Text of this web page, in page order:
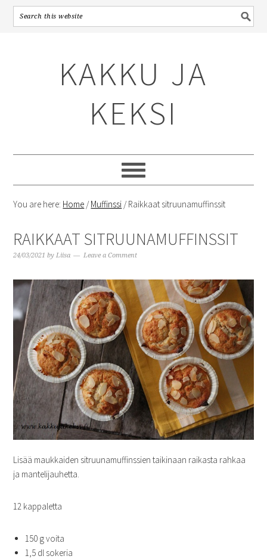
KAKKU JA
KEKSI
You are here: Home /Muffinssi /Raikkaat sitruunamuffinssit
RAIKKAAT SITRUUNAMUFFINSSIT
24/03/2021 byLiisa Leave a Comment
Lisää maukkaiden sitruunamuffinssien taikinaan raikasta rahkaa
ja mantelijauhetta.
12 kappaletta
150 g voita
1,5 dl sokeria